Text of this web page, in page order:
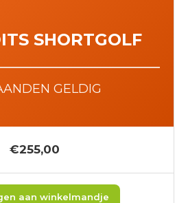
SHORTGOLF
GELDIG
€255,00
aan winkelmandje